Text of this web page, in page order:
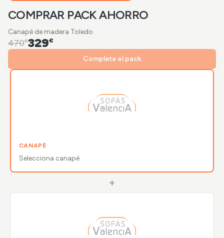
COMPRAR PACK AHORRO
Canapé de madera Toledo
470€329€
Completa el pack
CANAPÉ
Selecciona canapé
+